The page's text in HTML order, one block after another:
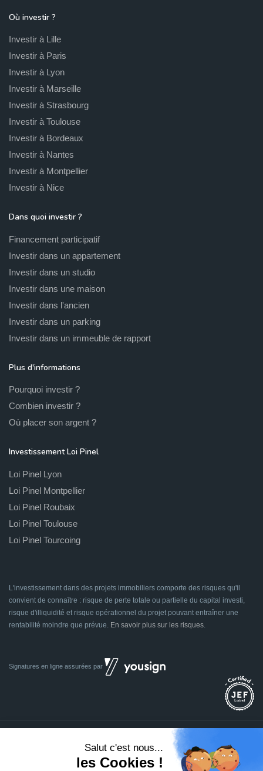
Où investir ?
Investir à Lille
Investir à Paris
Investir à Lyon
Investir à Marseille
Investir à Strasbourg
Investir à Toulouse
Investir à Bordeaux
Investir à Nantes
Investir à Montpellier
Investir à Nice
Dans quoi investir ?
Financement participatif
Investir dans un appartement
Investir dans un studio
Investir dans une maison
Investir dans l'ancien
Investir dans un parking
Investir dans un immeuble de rapport
Plus d'informations
Pourquoi investir ?
Combien investir ?
Où placer son argent ?
Investissement Loi Pinel
Loi Pinel Lyon
Loi Pinel Montpellier
Loi Pinel Roubaix
Loi Pinel Toulouse
Loi Pinel Tourcoing
L'investissement dans des projets immobiliers comporte des risques qu'il
convient de connaître : risque de perte totale ou partielle du capital investi,
risque d'illiquidité et risque opérationnel du projet pouvant entraîner une
rentabilité moindre que prévue. En savoir plus sur les risques.
Signatures en ligne assurées par
Tous droits réservés 2014 - 2026
à Euratechnologies 59000 Lille